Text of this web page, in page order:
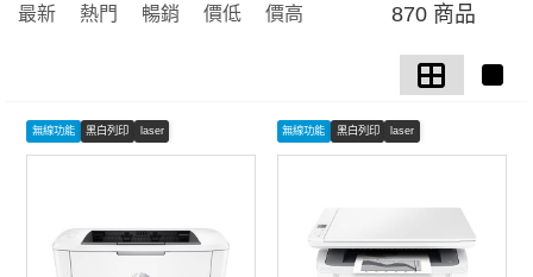
最新 熱門 暢銷 價低 價高 870 商品
無線功能 黑白列印 laser 無線功能 黑白列印 laser